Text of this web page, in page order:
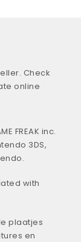
Check
online
FREAK inc.
3DS,
with
plaatjes
en